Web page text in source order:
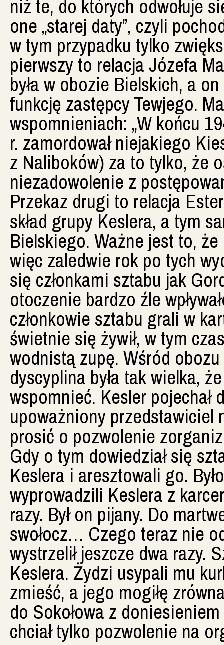
niż te, do których odwołuje
one „starej daty”, czyli
w tym przypadku tylko
pierwszy to relacja Józefa
była w obozie Bielskich, a
funkcję zastępcy Tewjego.
wspomnieniach: „W końcu
r. zamordował niejakiego
z Naliboków) za to tylko, że
niezadowolenie z
Przekaz drugi to relacja
skład grupy Keslera, a tym
Bielskiego. Ważne jest to, że
więc zaledwie rok po tych
się członkami sztabu jak
otoczenie bardzo źle
członkowie sztabu grali w
świetnie się żywił, w tym
wodnistą zupę. Wśród
dyscyplina była tak wielka,
wspomnieć. Kesler pojechał
upoważniony przedstawiciel
prosić o pozwolenie
Gdy o tym dowiedział się
Keslera i aresztowali go.
wyprowadzili Keslera z
razy. Był on pijany. Do
swołocz… Czego teraz nie
wystrzelił jeszcze dwa razy.
Keslera. Żydzi usypali mu
zmieść, a jego mogiłę
do Sokołowa z
chciał tylko pozwolenie na